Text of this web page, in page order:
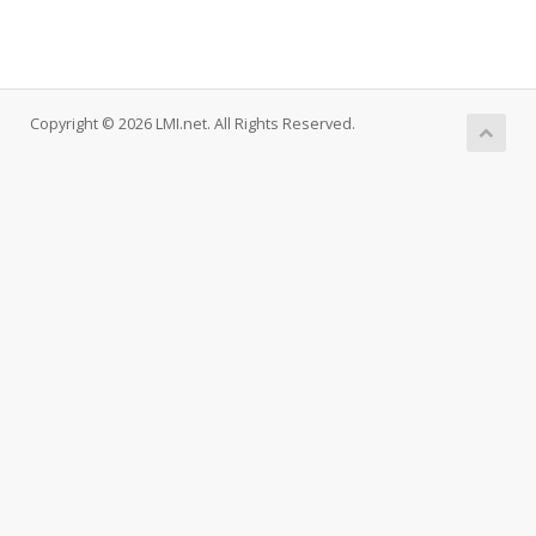
Copyright © 2026 LMI.net. All Rights Reserved.